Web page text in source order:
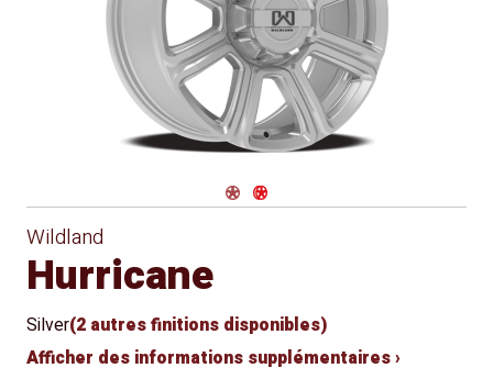
Approved
for Winter
Navigate 1
Navigate 2
Wildland
Hurricane
Silver(2 autres finitions disponibles)
Afficher des informations supplémentaires ›